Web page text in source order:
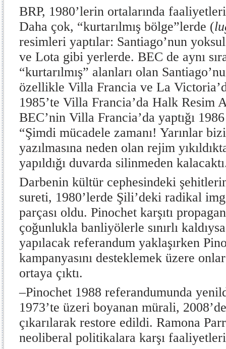
BRP, 1980’lerin ortalarında
Daha çok, “kurtarılmış bölge”lerde (
resimleri yaptılar: Santiago’nun
ve Lota gibi yerlerde. BEC de aynı
“kurtarılmış” alanları olan
özellikle Villa Francia ve La
1985’te Villa Francia’da Halk Resim
BEC’nin Villa Francia’da yaptığı
“Şimdi mücadele zamanı! Yarınlar
yazılmasına neden olan rejim
yapıldığı duvarda silinmeden
Darbenin kültür cephesindeki
sureti, 1980’lerde Şili’deki radikal
parçası oldu. Pinochet karşıtı
çoğunlukla banliyölerle sınırlı
yapılacak referandum yaklaşırken
kampanyasını desteklemek üzere
ortaya çıktı.
–Pinochet 1988 referandumunda
1973’te üzeri boyanan mürali,
çıkarılarak restore edildi. Ramona
neoliberal politikalara karşı